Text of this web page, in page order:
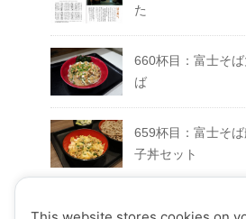
た
660杯目：富士そ
ば
659杯目：富士そ
子丼セット